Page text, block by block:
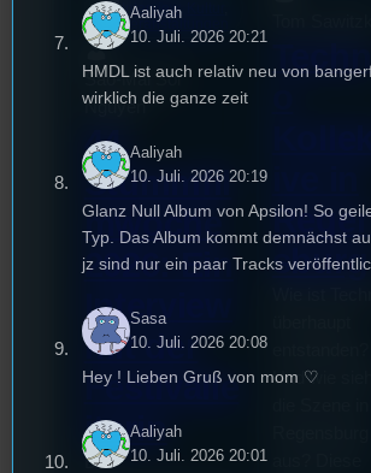
Interview,
Veranstaltungen
Sao-Mai Sol
Nguyen
44.
Stummfil
mwoche
2026: Ein
Interview
mit der
Festivalle
iterin
Die
Techn
sburg
Und wie sieht
Aaliyah
10. Juli. 2026 20:21
HMDL ist auch relativ neu von
wirklich die ganze zeit
Aaliyah
10. Juli. 2026 20:19
Glanz Null Album von Apsilon! So
Typ. Das Album kommt demnächst
jz sind nur ein paar Tracks
Sasa
10. Juli. 2026 20:08
Hey ! Lieben Gruß von mom ♡
Aaliyah
10. Juli. 2026 20:01